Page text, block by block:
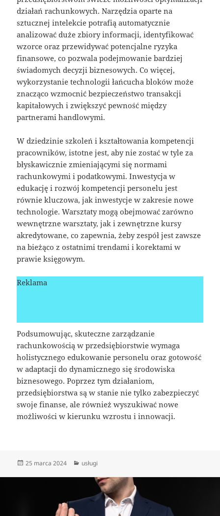
działań rachunkowych. Narzędzia oparte na
sztucznej intelekcie potrafią automatycznie
analizować duże zbiory informacji, identyfikować
wzorce oraz przewidywać potencjalne ryzyka
finansowe, co pozwala podejmowanie bardziej
świadomych decyzji biznesowych. Co więcej,
wykorzystanie technologii łańcucha bloków może
znacząco wzmocnić bezpieczeństwo transakcji
kapitałowych i zwiększyć pewność między
partnerami handlowymi.
W dziedzinie szkoleń i kształtowania kompetencji
pracowników, istotne jest, aby nie zostać w tyle za
błyskawicznie zmieniającymi się normami
rachunkowymi i podatkowymi. Inwestycja w
edukację i rozwój kompetencji personelu jest
równie kluczowa, jak inwestycje w zakresie nowe
technologie. Warsztaty mogą obejmować zarówno
wewnętrzne warsztaty, jak i zewnętrzne kursy
akredytowane, co zapewnia, żeby zespół jest zawsze
na bieżąco z ostatnimi trendami i korektami w
prawie księgowym.
Reklama
Podsumowując, skuteczne zarządzanie
rachunkowością w przedsiębiorstwie wymaga
holistycznego edukowanie personelu oraz gotowość
w adaptacji do dynamicznego się środowiska
biznesowego. Poprzez tym działaniom,
przedsiębiorstwa są w stanie nie tylko zabezpieczyć
swoje finanse, ale również wyszukiwać nowe
możliwości w kierunku wzrostu i innowacji.
Data
25 marca 2024 Kategorie
usługi